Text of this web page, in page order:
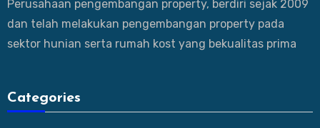
Perusahaan pengembangan property, berdiri sejak 2009
dan telah melakukan pengembangan property pada
sektor hunian serta rumah kost yang bekualitas prima
Categories